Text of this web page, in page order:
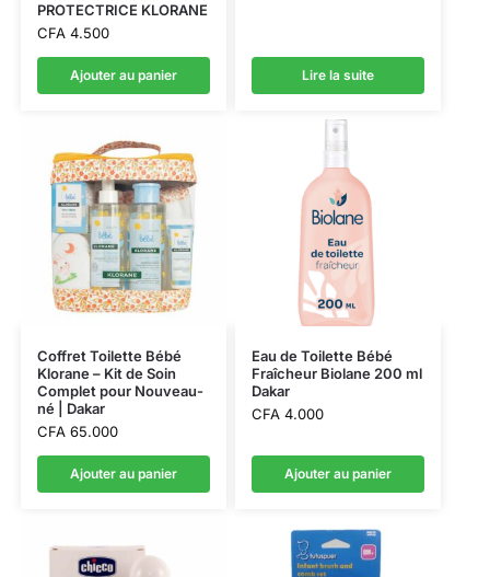
PROTECTRICE KLORANE
CFA4.500
Ajouter au panier Lire la suite
Coffret Toilette Bébé
Klorane – Kit de Soin
Complet pour Nouveau-
né | Dakar
CFA65.000
Ajouter au panier
Eau de Toilette Bébé
Fraîcheur Biolane 200 ml
Dakar
CFA4.000
Ajouter au panier